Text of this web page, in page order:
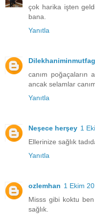
çok harika işten
bana.
Yanıtla
canım poğaçaların
ancak selamlar
Yanıtla
Neşece herşey 1
Ellerinize sağlık
Yanıtla
ozlemhan 1 Ekim
Misss gibi koktu
sağlık.